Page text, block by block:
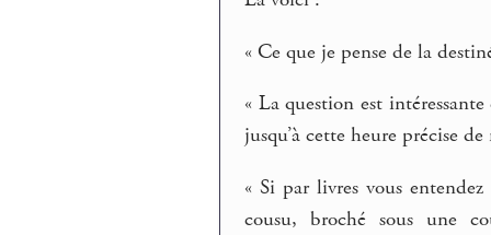
« Ce que je pense de la
« La question est
jusqu’à cette heure précise
« Si par livres vous
cousu, broché sous une